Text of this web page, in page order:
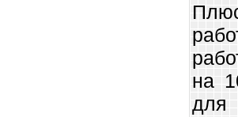
на
для